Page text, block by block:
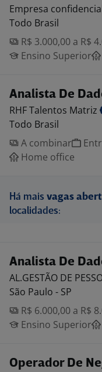
Empresa
Todo Brasil
R$ 3.000,00 a R$
Ensino Superior
Analista De
RHF Talentos Matriz
Todo Brasil
A combinar
Home office
Há mais vagas
localidades:
Analista De
AL.GESTÃO DE
São Paulo - SP
R$ 6.000,00 a R$
Ensino Superior
Operador De